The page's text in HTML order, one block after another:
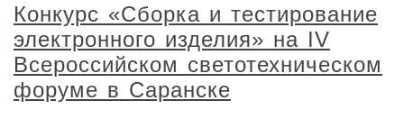
Конкурс «Сборка и тестирование
электронного изделия» на IV
Всероссийском светотехническом
форуме в Саранске